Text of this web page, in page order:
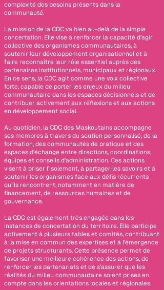
complexité des besoins présents dans la
communauté.
La mission de la CDC va bien au-delà de la simple
concertation. Elle vise à renforcer la capacité d’agir
collective des organismes communautaires, à
soutenir leur développement organisationnel et à
faire reconnaître leur rôle essentiel auprès des
partenaires institutionnels, municipaux et régionaux.
En ce sens, la CDC agit comme une voix collective
forte, capable de porter les enjeux du milieu
communautaire dans les espaces décisionnels et de
contribuer activement aux réflexions et aux actions
en développement social.
Au quotidien, la CDC des Maskoutains accompagne
ses membres à travers du soutien personnalisé, de la
formation, des communautés de pratique et des
espaces d’échange entre directions, coordinations,
équipes et conseils d’administration. Ces actions
visent à briser l’isolement, à partager les savoirs et à
soutenir les organismes face aux défis récurrents
qu’ils rencontrent, notamment en matière de
financement, de ressources humaines et de
gouvernance.
La CDC est également très engagée dans les
instances de concertation du territoire. Elle participe
activement à plusieurs tables et comités, contribuant
à la mise en commun des expertises et à l’émergence
de projets structurants. Cette présence permet de
favoriser une meilleure cohérence des actions, de
renforcer les partenariats et de s’assurer que les
réalités du milieu communautaire soient prises en
compte dans les orientations locales et régionales.